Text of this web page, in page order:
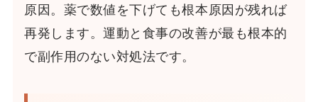
原因。薬で数値を下げても根本原因が残れば
再発します。運動と食事の改善が最も根本的
で副作用のない対処法です。